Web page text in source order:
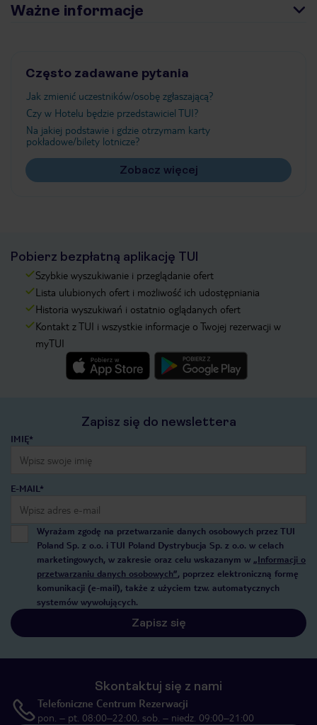
Ważne informacje
Często zadawane pytania
Jak zmienić uczestników/osobę zgłaszającą?
Czy w Hotelu będzie przedstawiciel TUI?
Na jakiej podstawie i gdzie otrzymam karty
pokładowe/bilety lotnicze?
Zobacz więcej
Pobierz bezpłatną aplikację TUI
Szybkie wyszukiwanie i przeglądanie ofert
Lista ulubionych ofert i możliwość ich udostępniania
Historia wyszukiwań i ostatnio oglądanych ofert
Kontakt z TUI i wszystkie informacje o Twojej rezerwacji w
myTUI
Zapisz się do newslettera
IMIĘ*
E-MAIL*
Wyrażam zgodę na przetwarzanie danych osobowych przez TUI
Poland Sp. z o.o. i TUI Poland Dystrybucja Sp. z o.o. w celach
marketingowych, w zakresie oraz celu wskazanym w „Informacji o
przetwarzaniu danych osobowych”, poprzez elektroniczną formę
komunikacji (e-mail), także z użyciem tzw. automatycznych
systemów wywołujących.
Zapisz się
Skontaktuj się z nami
Telefoniczne Centrum Rezerwacji
pon. – pt. 08:00–22:00, sob. – niedz. 09:00–21:00